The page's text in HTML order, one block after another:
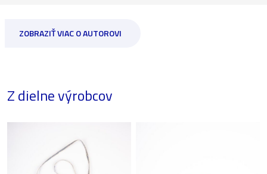
ZOBRAZIŤ VIAC O AUTOROVI
Z dielne výrobcov